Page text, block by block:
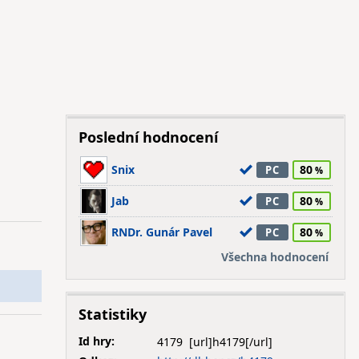
Poslední hodnocení
Snix PC 80
Jab PC 80
RNDr. Gunár Pavel PC
80
Všechna hodnocení
Statistiky
Id hry:
4179